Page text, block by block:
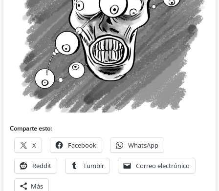
Comparte esto:
X Facebook WhatsApp
Reddit Tumblr Correo electrónico
Más